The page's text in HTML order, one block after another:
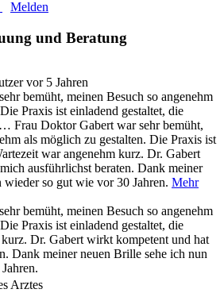
Melden
und Beratung
vor 5 Jahren
bemüht, meinen Besuch so angenehm
Praxis ist einladend gestaltet, die
Frau Doktor Gabert war sehr bemüht,
als möglich zu gestalten. Die Praxis ist
war angenehm kurz. Dr. Gabert
ausführlichst beraten. Dank meiner
so gut wie vor 30 Jahren. Mehr
bemüht, meinen Besuch so angenehm
Praxis ist einladend gestaltet, die
Dr. Gabert wirkt kompetent und hat
Dank meiner neuen Brille sehe ich nun
Arztes